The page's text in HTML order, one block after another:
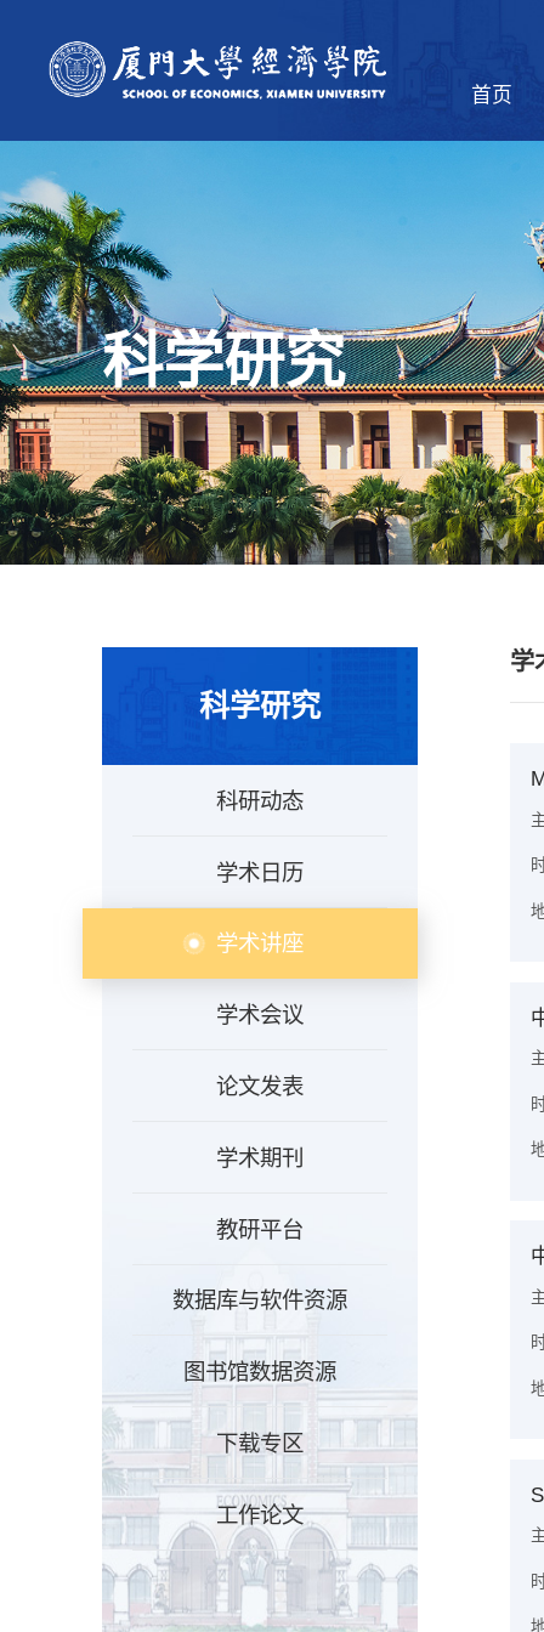
首页
科学研究
科学研究
科研动态
学术日历
学术讲座
学术会议
论文发表
学术期刊
教研平台
数据库与软件资源
图书馆数据资源
下载专区
工作论文
学